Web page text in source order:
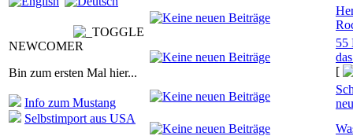
NEWCOMER
Bin zum ersten Mal hier...
Info zum Mustang
Selbstimport aus USA
55
[